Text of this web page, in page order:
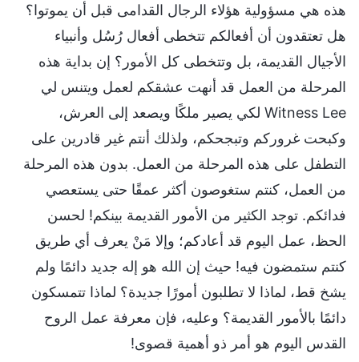
هذه هي مسؤولية هؤلاء الرجال القدامى قبل أن يموتوا؟
هل تعتقدون أن أفعالكم تتخطى أفعال رُسُل وأنبياء
الأجيال القديمة، بل وتتخطى كل الأمور؟ إن بداية هذه
المرحلة من العمل قد أنهت عشقكم لعمل ويتنس لي
Witness Lee لكي يصير ملكًا ويصعد إلى العرش،
وكبحت غروركم وتبجحكم، ولذلك أنتم غير قادرين على
التطفل على هذه المرحلة من العمل. بدون هذه المرحلة
من العمل، كنتم ستغوصون أكثر عمقًا حتى يستعصي
فدائكم. توجد الكثير من الأمور القديمة بينكم! لحسن
الحظ، عمل اليوم قد أعادكم؛ وإلا مَنْ يعرف أي طريق
كنتم ستمضون فيه! حيث إن الله هو إله جديد دائمًا ولم
يشخ قط، لماذا لا تطلبون أمورًا جديدة؟ لماذا تتمسكون
دائمًا بالأمور القديمة؟ وعليه، فإن معرفة عمل الروح
القدس اليوم هو أمر ذو أهمية قصوى!